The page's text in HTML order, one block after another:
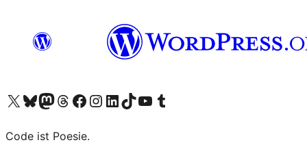
Unser X-Konto (früher Twitter) besuchen
Unser Bluesky-Konto besuchen
Unser Mastodon-Konto besuchen
Unser Threads-Konto besuchen
Unsere Facebook-Seite besuchen
Unser Instagram-Konto besuchen
Unser LinkedIn-Konto besuchen
Unser TikTok-Konto besuchen
Unseren YouTube-Kanal besuchen
Unser Tumblr-Konto besuchen
Code ist Poesie.